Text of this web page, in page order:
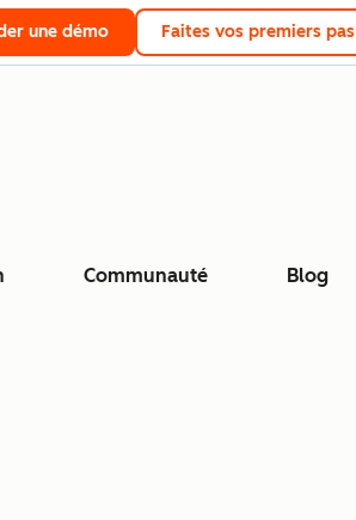
une démo Faites vos premiers pas
Communauté Blog